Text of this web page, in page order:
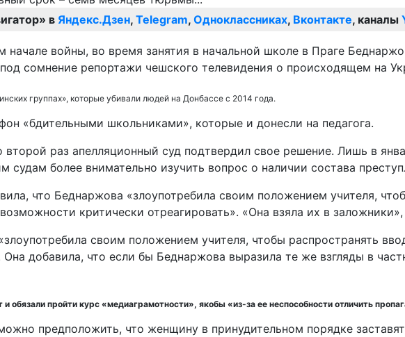
в Яндекс.Дзен, Telegram, Одноклассниках, Вконтакте, каналы
войны, во время занятия в начальной школе в Праге
сомнение репортажи чешского телевидения о происходящем на
группах», которые убивали людей на Донбассе с 2014 года.
«бдительными школьниками», которые и донесли на педагога.
раз апелляционный суд подтвердил свое решение. Лишь в
более внимательно изучить вопрос о наличии состава
что Беднаржова «злоупотребила своим положением учителя,
критически отреагировать». «Она взяла их в
своим положением учителя, чтобы распространять
добавила, что если бы Беднаржова выразила те же взгляды в
обязали пройти курс «медиаграмотности», якобы «из-за ее неспособности отличить
предположить, что женщину в принудительном порядке